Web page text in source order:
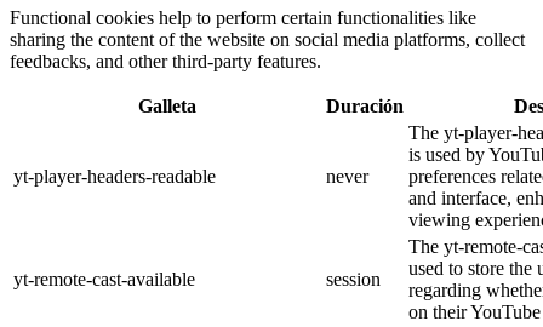
Functional cookies help to perform certain functionalities like
sharing the content of the website on social media platforms, collect
feedbacks, and other third-party features.
Galleta Duración
yt-player-headers-readable never
The yt-player-
is used by
preferences
and interface,
viewing
yt-remote-cast-available session
The yt-remote-
used to store the
regarding
on their